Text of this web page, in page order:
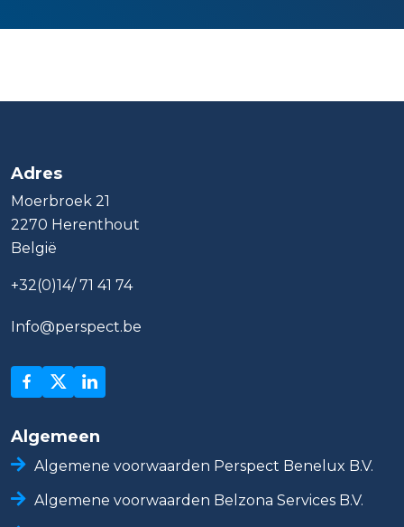
Adres
Moerbroek 21
2270 Herenthout
België
+32(0)14/ 71 41 74
Info@perspect.be
Algemeen
Algemene voorwaarden Perspect Benelux B.V.
Algemene voorwaarden Belzona Services B.V.